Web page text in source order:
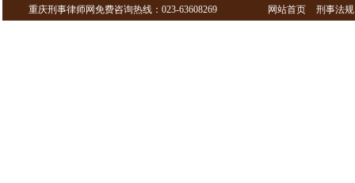
重庆刑事律师网免费咨询热线：023-63608269 网站首页 刑事法规